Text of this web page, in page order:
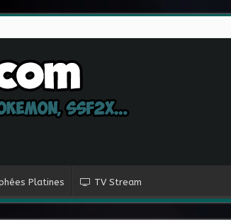
Platines TV Stream